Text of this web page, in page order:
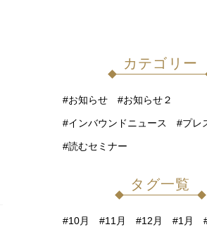
カテゴリー
お知らせ お知らせ２
インバウンドニュース プレ
読むセミナー
タグ一覧
10月 11月 12月 1月